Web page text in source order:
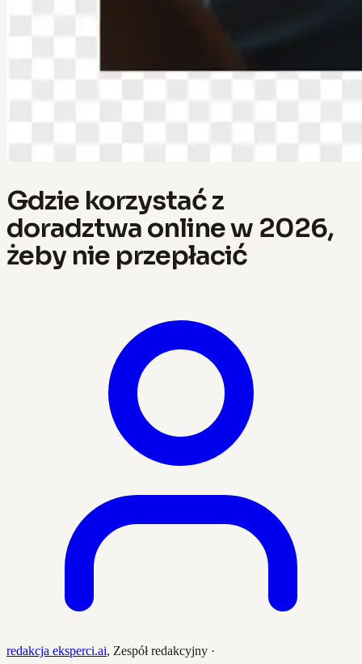
Gdzie korzystać z
doradztwa online w 2026,
żeby nie przepłacić
redakcja eksperci.ai, Zespół redakcyjny ·